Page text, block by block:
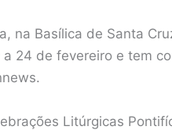
na Basílica de Santa
24 de fevereiro e tem
Litúrgicas